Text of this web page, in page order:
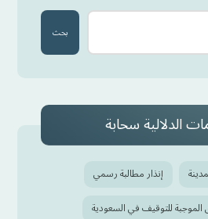
بحث
الدلالية سحابة
إنذار مطالبة رسمي
الموجبة للتوقيف في السعودية